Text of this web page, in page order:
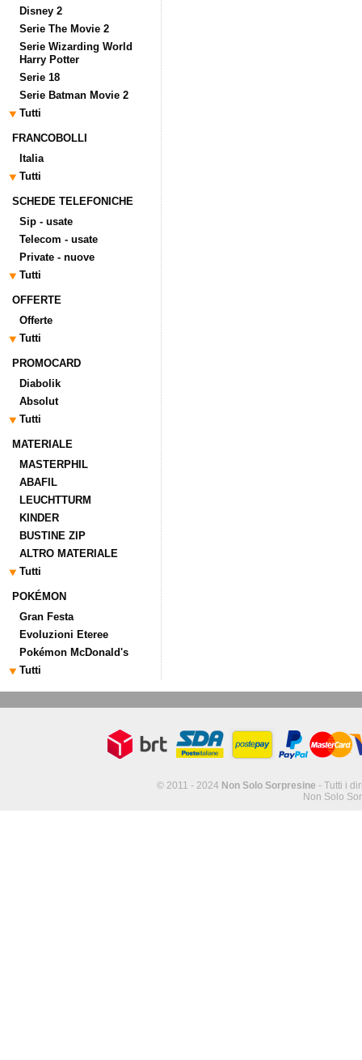
Disney 2
Serie The Movie 2
Serie Wizarding World
Harry Potter
Serie 18
Serie Batman Movie 2
Tutti
FRANCOBOLLI
Italia
Tutti
SCHEDE TELEFONICHE
Sip - usate
Telecom - usate
Private - nuove
Tutti
OFFERTE
Offerte
Tutti
PROMOCARD
Diabolik
Absolut
Tutti
MATERIALE
MASTERPHIL
ABAFIL
LEUCHTTURM
KINDER
BUSTINE ZIP
ALTRO MATERIALE
Tutti
POKÉMON
Gran Festa
Evoluzioni Eteree
Pokémon McDonald's
Tutti
© 2011 - 2024 Non Solo Sorpresine - Tutti i
Non Solo